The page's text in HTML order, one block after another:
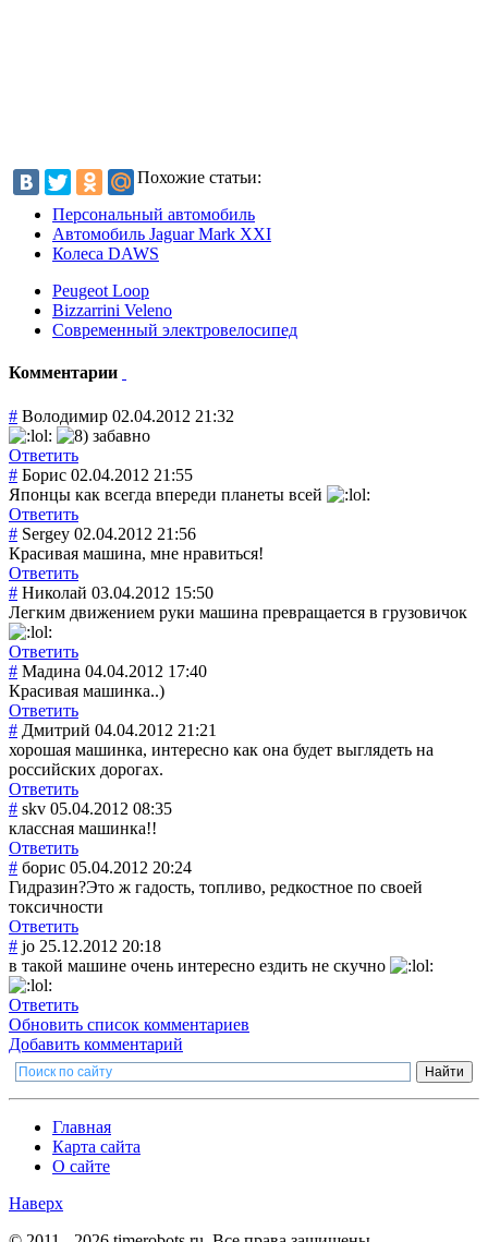
Похожие статьи:
Персональный автомобиль
Автомобиль Jaguar Mark XXI
Колеса DAWS
Peugeot Loop
Bizzarrini Veleno
Современный электровелосипед
Комментарии
# Володимир 02.04.2012 21:32
забавно
Ответить
# Борис 02.04.2012 21:55
Японцы как всегда впереди планеты всей
Ответить
# Sergey 02.04.2012 21:56
Красивая машина, мне нравиться!
Ответить
# Николай 03.04.2012 15:50
Легким движением руки машина превращается в грузовичок
Ответить
# Мадина 04.04.2012 17:40
Красивая машинка..)
Ответить
# Дмитрий 04.04.2012 21:21
хорошая машинка, интересно как она будет выглядеть на
российских дорогах.
Ответить
# skv 05.04.2012 08:35
классная машинка!!
Ответить
# борис 05.04.2012 20:24
Гидразин?Это ж гадость, топливо, редкостное по своей
токсичности
Ответить
# jo 25.12.2012 20:18
в такой машине очень интересно ездить не скучно
Ответить
Обновить список комментариев
Добавить комментарий
Главная
Карта сайта
О сайте
Наверх